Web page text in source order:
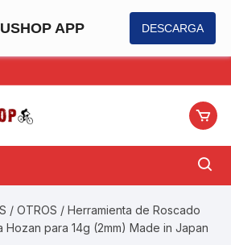
APP DESCARGA
/OTROS / Herramienta de Roscado
para 14g (2mm) Made in Japan